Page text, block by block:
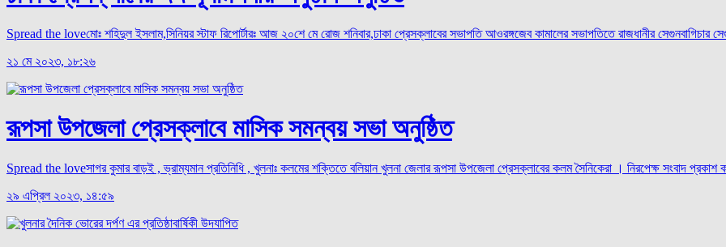
Spread the loveমোঃ শহিদুল ইসলাম,সিনিয়র স্টাফ রিপোর্টারঃ আজ ২০শে মে রোজ শনিবার,ঢাকা প্রেসক্লাবের সভাপতি আওরঙ্গজেব কামালের সভাপতিতে রাজধানীর সেগুনবাগিচার
২১ মে ২০২৩, ১৮:২৬
রূপসা উপজেলা প্রেসক্লাবে মাসিক সমন্বয় সভা অনুষ্ঠিত
Spread the loveসাগর কুমার বাড়ই , ভ্রাম্যমান প্রতিনিধি , খুলনাঃ কলমের শক্তিতে বলিয়ান খুলনা জেলার রূপসা উপজেলা প্রেসক্লাবের কলম সৈনিকেরা । নিরপেক্ষ সংবাদ প্রকাশ
২৯ এপ্রিল ২০২৩, ১৪:৫৯